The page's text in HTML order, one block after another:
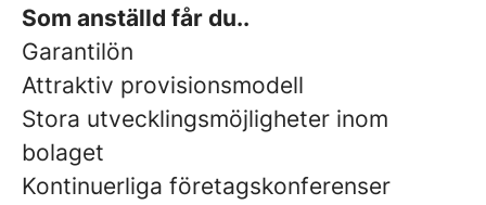
Som anställd får du..
Garantilön
Attraktiv provisionsmodell
Stora utvecklingsmöjligheter inom
bolaget
Kontinuerliga företagskonferenser